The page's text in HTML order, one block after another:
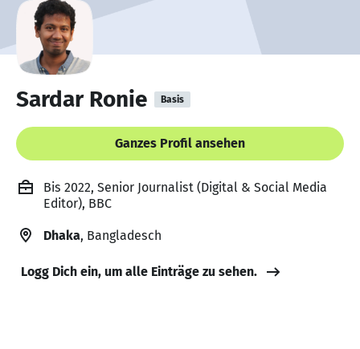
Sardar Ronie Basis
Ganzes Profil ansehen
Bis 2022, Senior Journalist (Digital & Social Media
Editor), BBC
Dhaka, Bangladesch
Logg Dich ein, um alle Einträge zu sehen.